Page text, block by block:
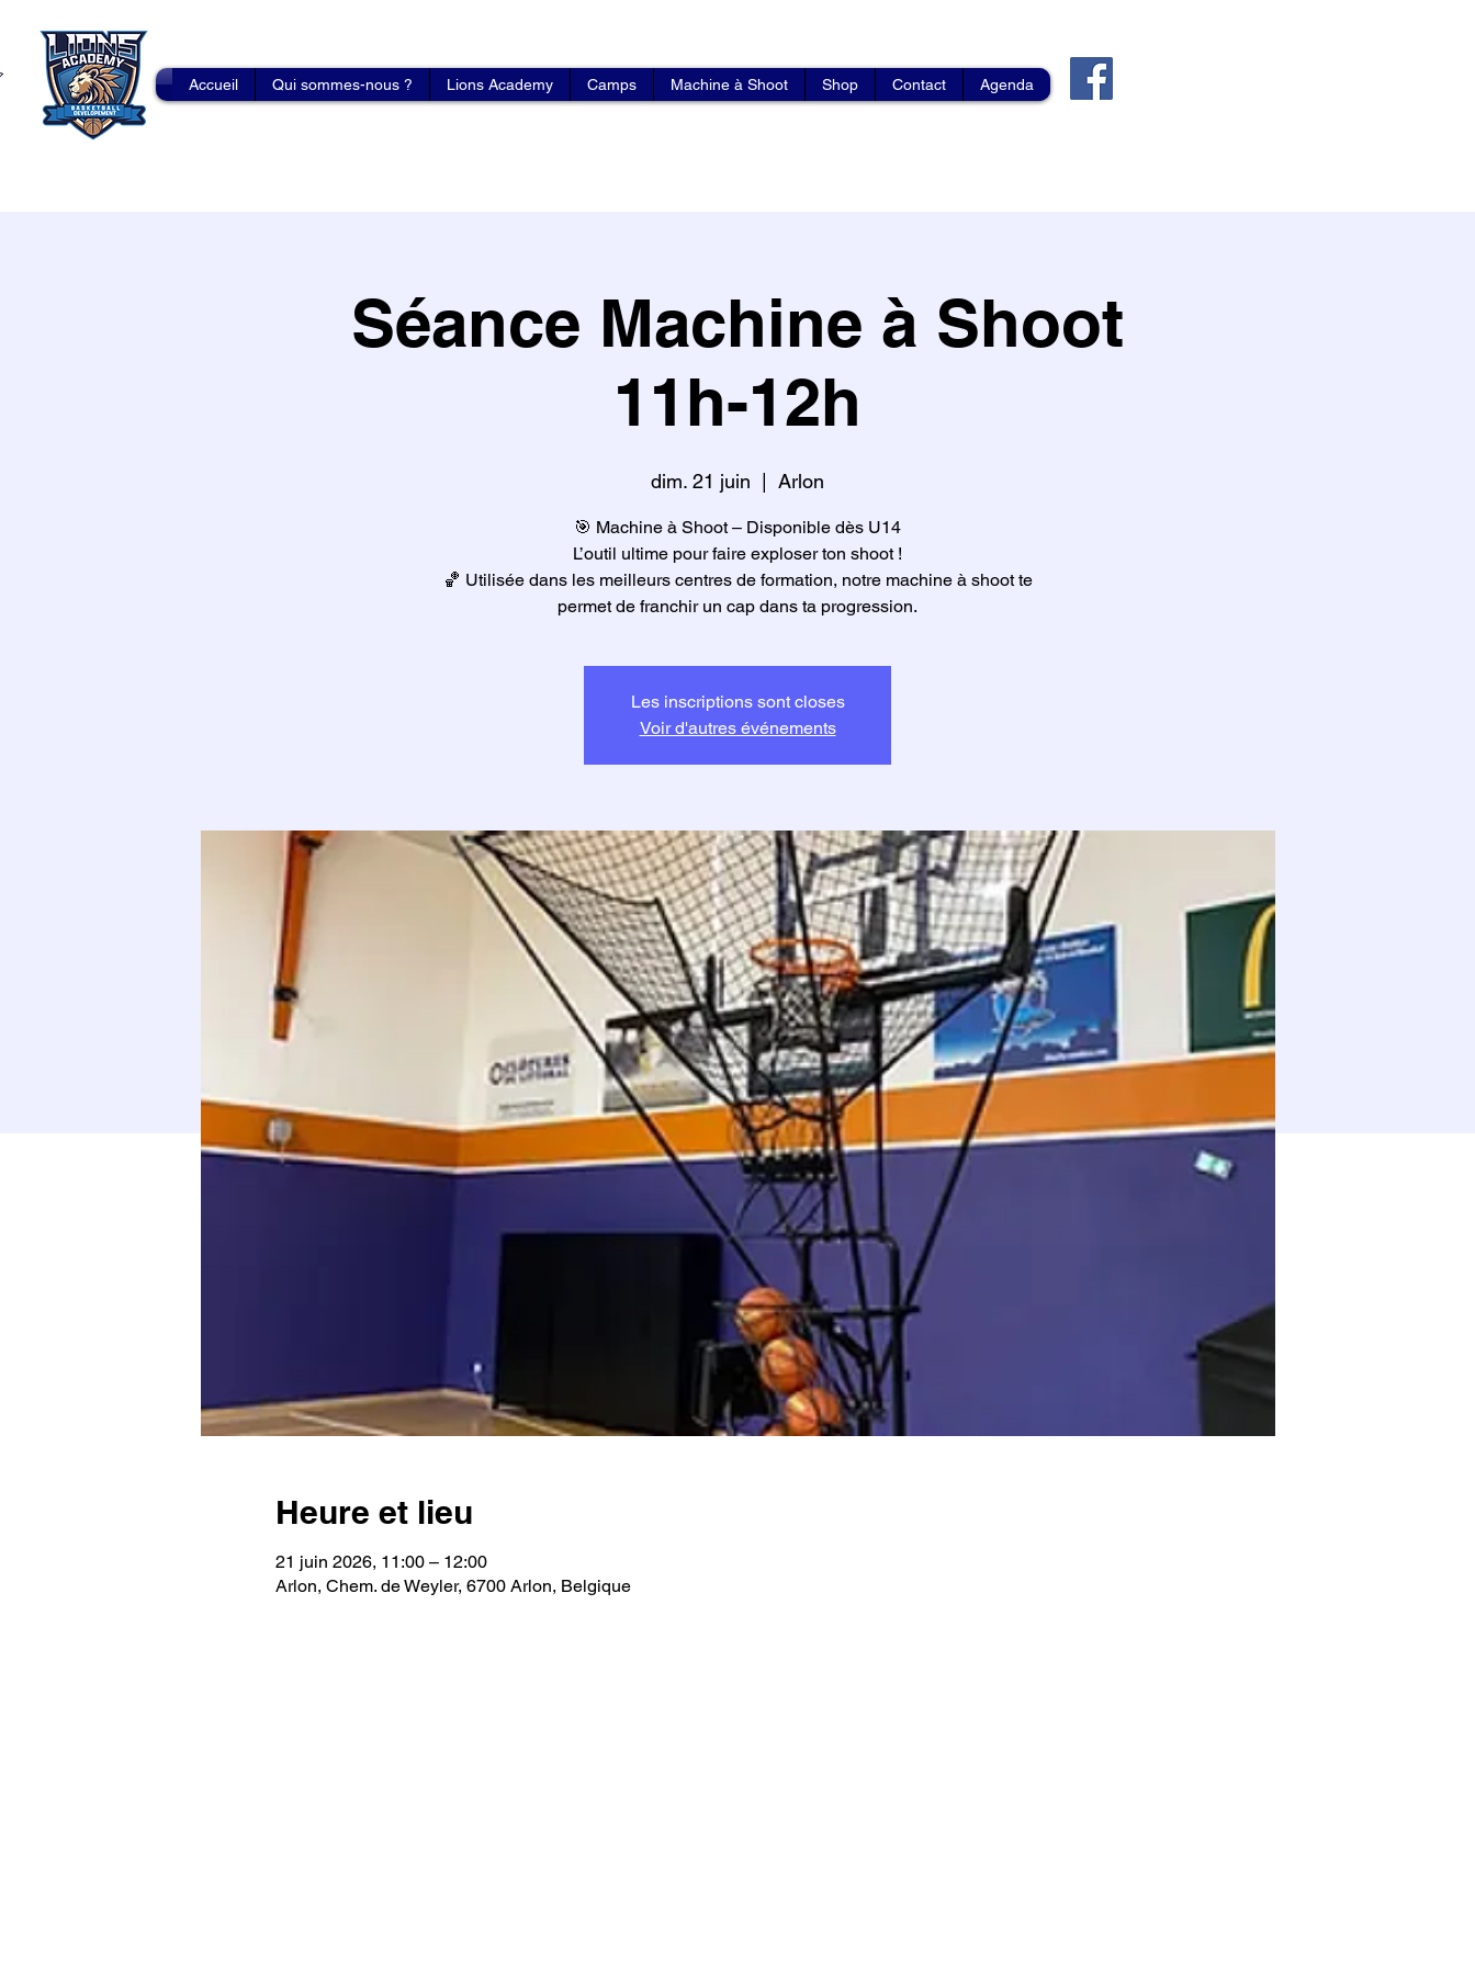
Accueil Qui sommes-nous ? Lions Academy Camps Machine à Shoot Shop Contact Agenda
Séance Machine à Shoot
11h-12h
dim. 21 juin Arlon
🎯 Machine à Shoot – Disponible dès U14
L’outil ultime pour faire exploser ton shoot !
🏀 Utilisée dans les meilleurs centres de formation, notre machine à shoot te
permet de franchir un cap dans ta progression.
Les inscriptions sont closes
Voir d'autres événements
Heure et lieu
21 juin 2026, 11:00 – 12:00
Arlon, Chem. de Weyler, 6700 Arlon, Belgique